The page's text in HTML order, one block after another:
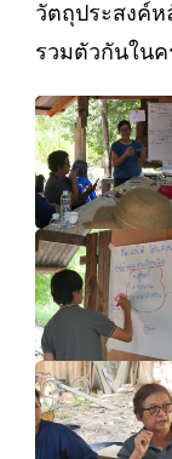
วัตถุประสงค์ห
รวมตัวกันในค